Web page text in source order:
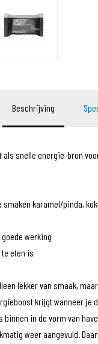
Beschrijving
als snelle energie-bron
karamel/pinda,
werking
eten is
lekker van smaak,
krijgt wanneer je
in de vorm van
weer aangevuld.